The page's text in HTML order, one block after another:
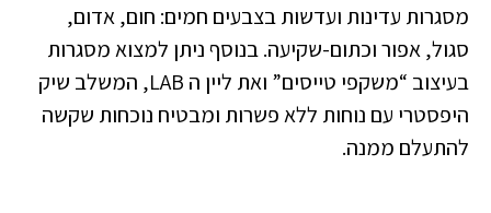
מסגרות עדינות ועדשות בצבעים חמים: חום, אדום,
סגול, אפור וכתום-שקיעה. בנוסף ניתן למצוא מסגרות
בעיצוב “משקפי טייסים” ואת ליין ה LAB, המשלב שיק
היפסטרי עם נוחות ללא פשרות ומבטיח נוכחות שקשה
להתעלם ממנה.